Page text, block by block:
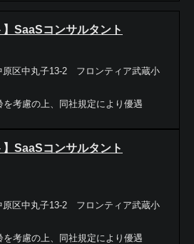
】SaaSコンサルタント
原区中丸子13-2 フロンティア武蔵小
考慮の上、同社規定により優遇
】SaaSコンサルタント
原区中丸子13-2 フロンティア武蔵小
考慮の上、同社規定により優遇